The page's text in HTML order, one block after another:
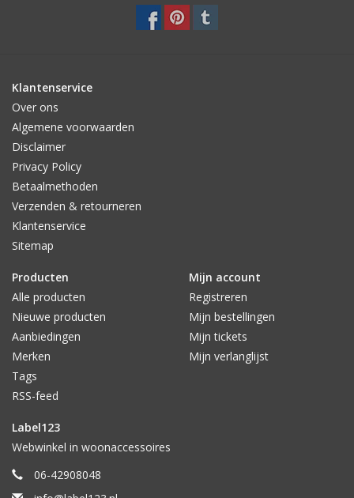
Klantenservice
Over ons
Algemene voorwaarden
Disclaimer
Privacy Policy
Betaalmethoden
Verzenden & retourneren
Klantenservice
Sitemap
Producten
Alle producten
Nieuwe producten
Aanbiedingen
Merken
Tags
RSS-feed
Mijn account
Registreren
Mijn bestellingen
Mijn tickets
Mijn verlanglijst
Label123
Webwinkel in woonaccessoires
06-42908048